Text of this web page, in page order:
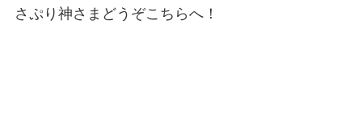
さぷり神さまどうぞこちらへ！